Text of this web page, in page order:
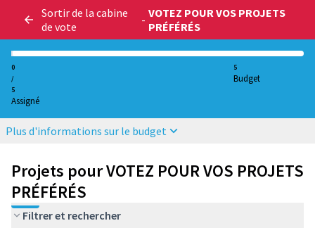
Sortir de la cabine
de vote
- VOTEZ POUR VOS PROJETS
PRÉFÉRÉS
0
/
5
Assigné
5
Budget
Plus d'informations sur le budget
Projets pour VOTEZ POUR VOS PROJETS
PRÉFÉRÉS
Filtrer et rechercher